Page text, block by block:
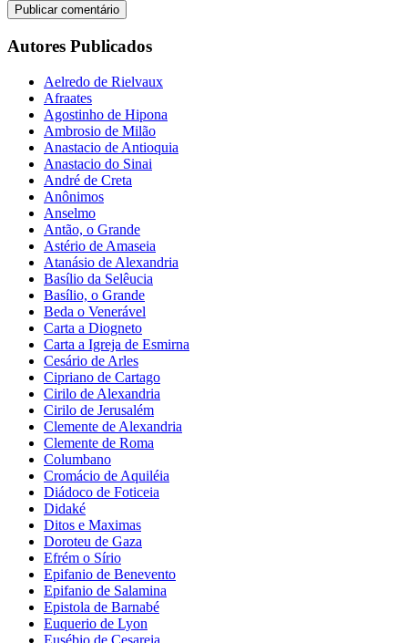
Autores Publicados
Aelredo de Rielvaux
Afraates
Agostinho de Hipona
Ambrosio de Milão
Anastacio de Antioquia
Anastacio do Sinai
André de Creta
Anônimos
Anselmo
Antão, o Grande
Astério de Amaseia
Atanásio de Alexandria
Basílio da Selêucia
Basílio, o Grande
Beda o Venerável
Carta a Diogneto
Carta a Igreja de Esmirna
Cesário de Arles
Cipriano de Cartago
Cirilo de Alexandria
Cirilo de Jerusalém
Clemente de Alexandria
Clemente de Roma
Columbano
Cromácio de Aquiléia
Diádoco de Foticeia
Didaké
Ditos e Maximas
Doroteu de Gaza
Efrém o Sírio
Epifanio de Benevento
Epifanio de Salamina
Epistola de Barnabé
Euquerio de Lyon
Eusébio de Cesareia